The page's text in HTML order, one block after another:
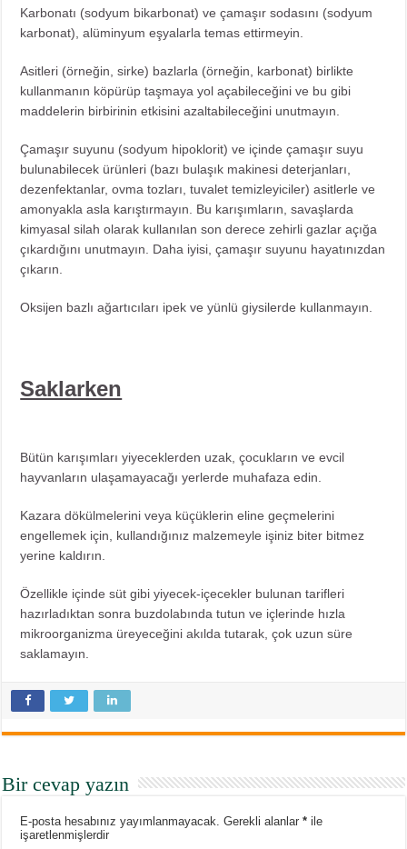
Karbonatı (sodyum bikarbonat) ve çamaşır sodasını (sodyum
karbonat), alüminyum eşyalarla temas ettirmeyin.
Asitleri (örneğin, sirke) bazlarla (örneğin, karbonat) birlikte
kullanmanın köpürüp taşmaya yol açabileceğini ve bu gibi
maddelerin birbirinin etkisini azaltabileceğini unutmayın.
Çamaşır suyunu (sodyum hipoklorit) ve içinde çamaşır suyu
bulunabilecek ürünleri (bazı bulaşık makinesi deterjanları,
dezenfektanlar, ovma tozları, tuvalet temizleyiciler) asitlerle ve
amonyakla asla karıştırmayın. Bu karışımların, savaşlarda
kimyasal silah olarak kullanılan son derece zehirli gazlar açığa
çıkardığını unutmayın. Daha iyisi, çamaşır suyunu hayatınızdan
çıkarın.
Oksijen bazlı ağartıcıları ipek ve yünlü giysilerde kullanmayın.
Saklarken
Bütün karışımları yiyeceklerden uzak, çocukların ve evcil
hayvanların ulaşamayacağı yerlerde muhafaza edin.
Kazara dökülmelerini veya küçüklerin eline geçmelerini
engellemek için, kullandığınız malzemeyle işiniz biter bitmez
yerine kaldırın.
Özellikle içinde süt gibi yiyecek-içecekler bulunan tarifleri
hazırladıktan sonra buzdolabında tutun ve içlerinde hızla
mikroorganizma üreyeceğini akılda tutarak, çok uzun süre
saklamayın.
Bir cevap yazın
E-posta hesabınız yayımlanmayacak. Gerekli alanlar* ile
işaretlenmişlerdir